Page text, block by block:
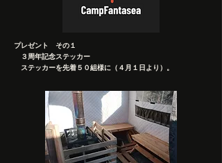
プレゼント その１
３周年記念ステッカー
​ ステッカーを先着５０組様に（４月１日より）。